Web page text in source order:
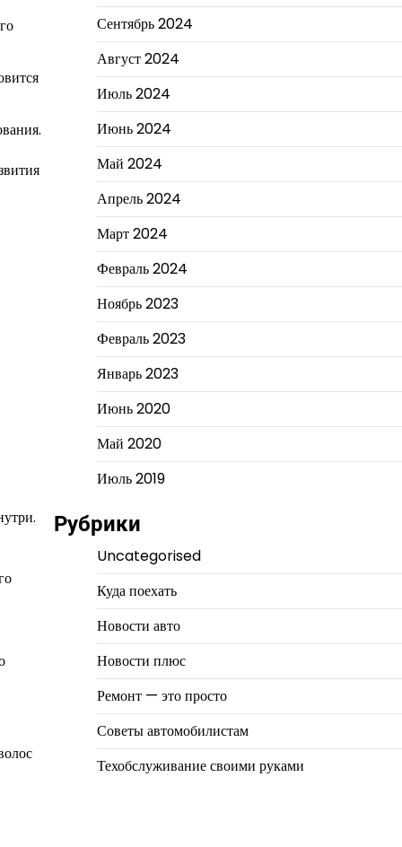
Сентябрь 2024
Август 2024
Июль 2024
Июнь 2024
Май 2024
Апрель 2024
Март 2024
Февраль 2024
Ноябрь 2023
Февраль 2023
Январь 2023
Июнь 2020
Май 2020
Июль 2019
Рубрики
Uncategorised
Куда поехать
Новости авто
Новости плюс
Ремонт — это просто
Советы автомобилистам
Техобслуживание своими руками